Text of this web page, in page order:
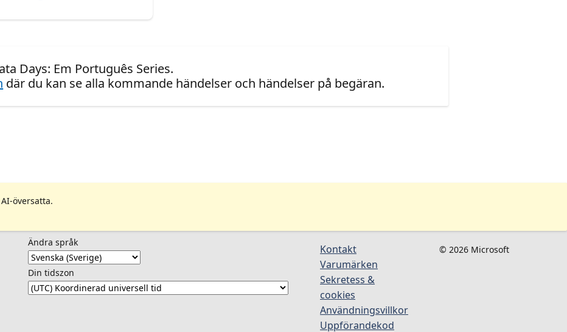
Days: Em Português Series.
där du kan se alla kommande händelser och händelser på begäran.
översatta.
Ändra språk
Din tidszon
Kontakt
Varumärken
Sekretess &
cookies
Användningsvillkor
Uppförandekod
© 2026 Microsoft